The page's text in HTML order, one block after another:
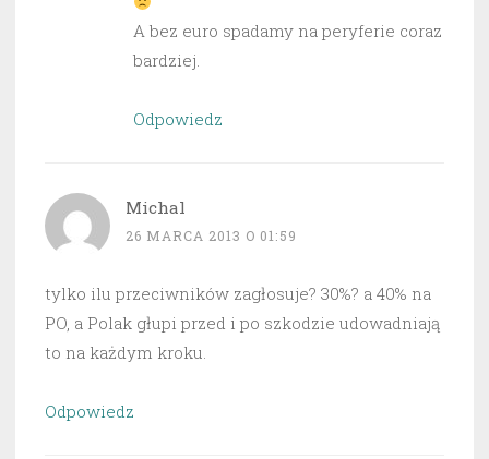
A bez euro spadamy na peryferie coraz
bardziej.
Odpowiedz
Michal
26 MARCA 2013 O 01:59
tylko ilu przeciwników zagłosuje? 30%? a 40% na
PO, a Polak głupi przed i po szkodzie udowadniają
to na każdym kroku.
Odpowiedz